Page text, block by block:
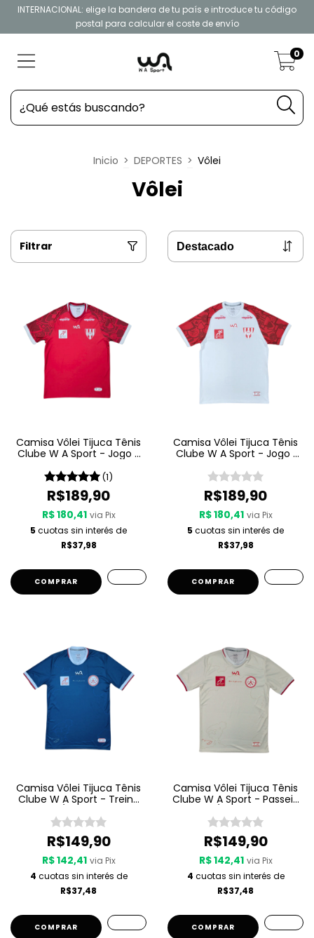
INTERNACIONAL: elige la bandera de tu país e introduce tu código
postal para calcular el coste de envío
0
Inicio > DEPORTES > Vôlei
Vôlei
Filtrar
Camisa Vôlei Tijuca Tênis
Clube W A Sport - Jogo 2
(1)
R$189,90
R$ 180,41 via Pix
5 cuotas sin interés de
R$37,98
COMPRAR
Camisa Vôlei Tijuca Tênis
Clube W A Sport - Jogo 1
R$189,90
R$ 180,41 via Pix
5 cuotas sin interés de
R$37,98
COMPRAR
Camisa Vôlei Tijuca Tênis
Clube W A Sport - Treino
R$149,90
R$ 142,41 via Pix
4 cuotas sin interés de
R$37,48
COMPRAR
Camisa Vôlei Tijuca Tênis
Clube W A Sport - Passeio
R$149,90
R$ 142,41 via Pix
4 cuotas sin interés de
R$37,48
COMPRAR